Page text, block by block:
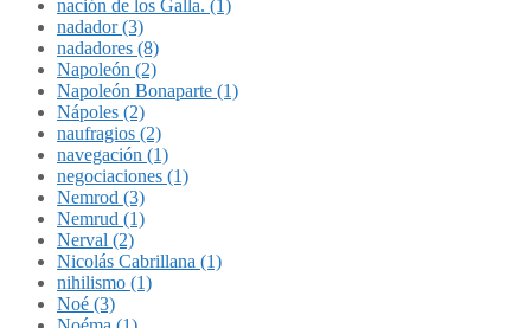
nación de los Galla. (1)
nadador (3)
nadadores (8)
Napoleón (2)
Napoleón Bonaparte (1)
Nápoles (2)
naufragios (2)
navegación (1)
negociaciones (1)
Nemrod (3)
Nemrud (1)
Nerval (2)
Nicolás Cabrillana (1)
nihilismo (1)
Noé (3)